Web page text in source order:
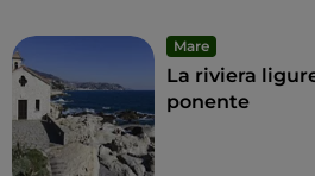
Mare
La riviera
ponente